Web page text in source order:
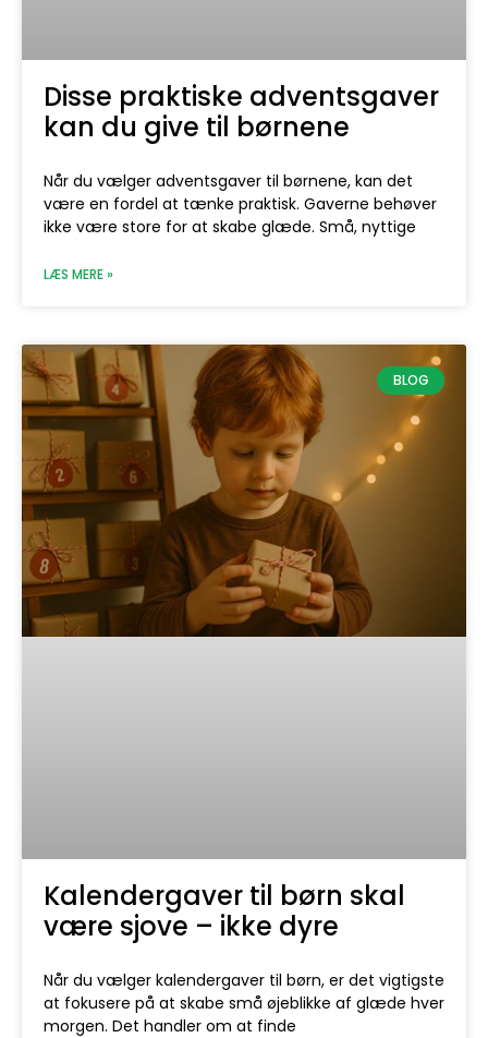
Disse praktiske adventsgaver
kan du give til børnene
Når du vælger adventsgaver til børnene, kan det
være en fordel at tænke praktisk. Gaverne behøver
ikke være store for at skabe glæde. Små, nyttige
LÆS MERE »
BLOG
Kalendergaver til børn skal
være sjove – ikke dyre
Når du vælger kalendergaver til børn, er det vigtigste
at fokusere på at skabe små øjeblikke af glæde hver
morgen. Det handler om at finde